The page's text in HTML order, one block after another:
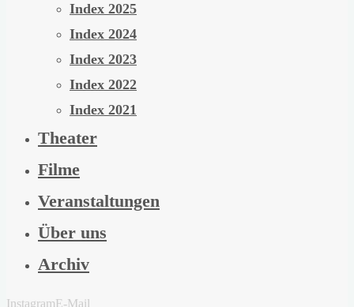
Index 2025
Index 2024
Index 2023
Index 2022
Index 2021
Theater
Filme
Veranstaltungen
Über uns
Archiv
InstagramE-Mail